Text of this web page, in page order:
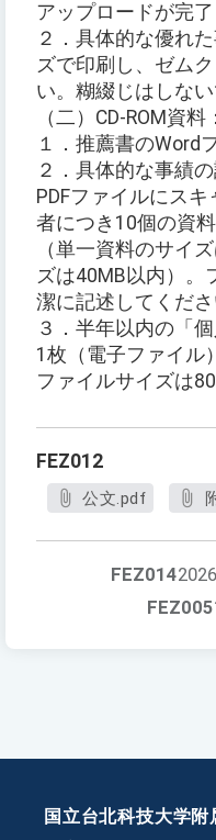
アップロードが完了
２．具体的な優れ
ズで印刷し、ゼム
い。糊綴じはしない
（二）CD-ROM資料：
１．推薦書のWord
２．具体的な事績
PDFファイルにス
者につき10個の資
（単一資料のサイ
ズは40MB以内）。
潔に記述してくださ
３．半年以内の「
1枚（電子ファイル
ファイルサイズは
FEZ012
公文.pdf
FEZ014
FEZ005
国立台北科技大学